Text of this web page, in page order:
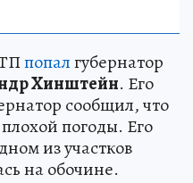
попалгубернатор
Хинштейн. Его
сообщил, что
погоды. Его
из участков
на обочине.